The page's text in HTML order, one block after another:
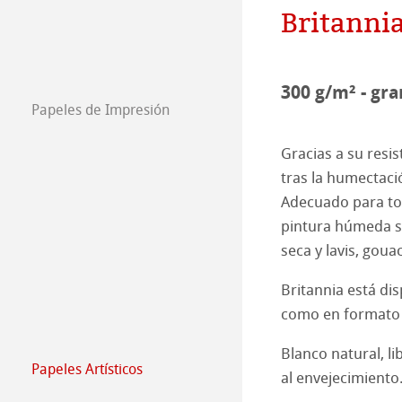
Prensa
Papeles de Impresión
Matt FineArt
Matt FineArt
Glossy FineArt
Canvas FineArt
Hahnemühle
Perfiles ICC
Download
FAQ
Instalación
Archivo
Hahnemühle
Certified Studio
Contacto
Álbum FineArt
Álbumes de
QT Albums x
Protect &
Papeles Artísticos
Papeles
300 g/m² -
Gracias a su
tras la
Adecuado para
pintura húmeda
seca y lavis,
Britannia está
como en
Blanco natural,
al envejecimiento.